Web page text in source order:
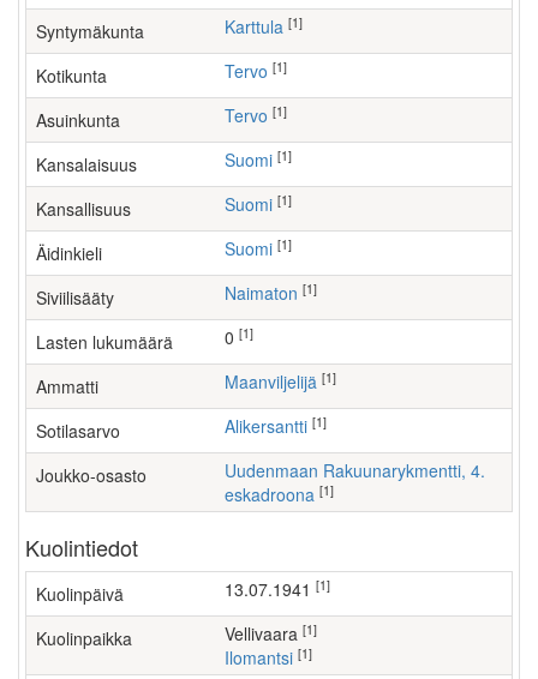
Syntymäkunta Karttula [1]
Kotikunta Tervo [1]
Asuinkunta Tervo [1]
Kansalaisuus Suomi [1]
Kansallisuus Suomi [1]
Äidinkieli Suomi [1]
Siviilisääty Naimaton [1]
Lasten lukumäärä [1]
Ammatti maanviljelijä [1]
Sotilasarvo Alikersantti [1]
Joukko-osasto
Uudenmaan Rakuunarykmentti, 4.
eskadroona [1]
Kuolintiedot
Kuolinpäivä 13.07.1941 [1]
Kuolinpaikka Vellivaara [1]
Ilomantsi [1]